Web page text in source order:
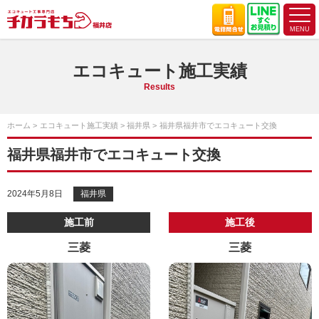
エコキュート施工実績
Results
ホーム エコキュート施工実績 福井県 福井県福井市でエコキュート交換
福井県福井市でエコキュート交換
2024年5月8日 福井県
施工前
三菱
施工後
三菱